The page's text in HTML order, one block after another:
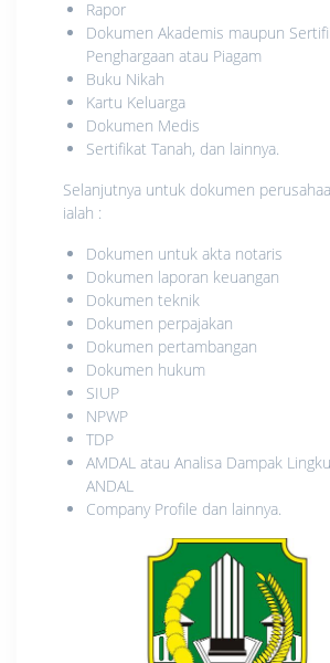
Rapor
Dokumen Akademis maupun
Penghargaan atau Piagam
Buku Nikah
Kartu Keluarga
Dokumen Medis
Sertifikat Tanah, dan lainnya.
Selanjutnya untuk dokumen
ialah :
Dokumen untuk akta notaris
Dokumen laporan keuangan
Dokumen teknik
Dokumen perpajakan
Dokumen pertambangan
Dokumen hukum
SIUP
NPWP
TDP
AMDAL atau Analisa Dampak
ANDAL
Company Profile dan lainnya.